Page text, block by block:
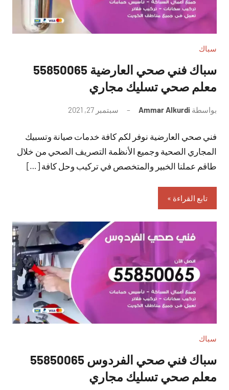
سباك
سباك فني صحي العارضية 55850065
معلم صحي تسليك مجاري
بواسطة Ammar Alkurdi سبتمبر 27, 2021
تعليقات
فني صحي العارضية نوفر لكم كافة خدمات صيانة وتسبيك
المجاري الصحية وجميع الأنظمة التصريف الصحي من خلال
طاقم عملنا الخبير والمتخصص في تركيب وحل كافة […]
تابع القراءة
سباك
سباك فني صحي الفردوس 55850065
معلم صحي تسليك مجاري